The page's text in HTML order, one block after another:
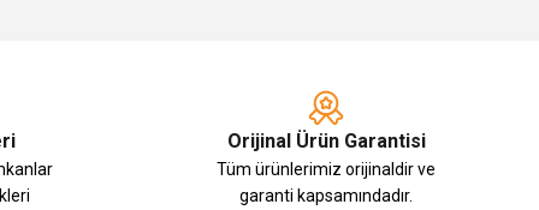
Orijinal Ürün Garantisi
Tüm ürünlerimiz orijinaldir ve
garanti kapsamındadır.